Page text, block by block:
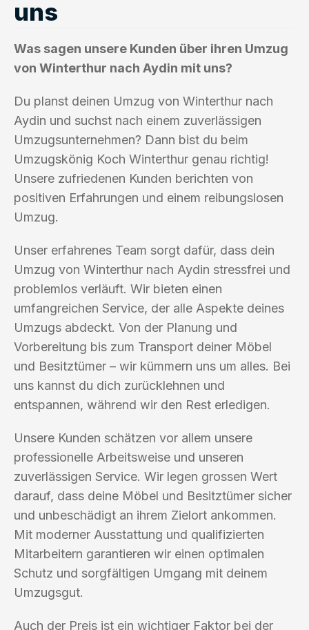
uns
Was sagen unsere Kunden über ihren Umzug
von Winterthur nach Aydin mit uns?
Du planst deinen Umzug von Winterthur nach
Aydin und suchst nach einem zuverlässigen
Umzugsunternehmen? Dann bist du beim
Umzugskönig Koch Winterthur genau richtig!
Unsere zufriedenen Kunden berichten von
positiven Erfahrungen und einem reibungslosen
Umzug.
Unser erfahrenes Team sorgt dafür, dass dein
Umzug von Winterthur nach Aydin stressfrei und
problemlos verläuft. Wir bieten einen
umfangreichen Service, der alle Aspekte deines
Umzugs abdeckt. Von der Planung und
Vorbereitung bis zum Transport deiner Möbel
und Besitztümer – wir kümmern uns um alles. Bei
uns kannst du dich zurücklehnen und
entspannen, während wir den Rest erledigen.
Unsere Kunden schätzen vor allem unsere
professionelle Arbeitsweise und unseren
zuverlässigen Service. Wir legen grossen Wert
darauf, dass deine Möbel und Besitztümer sicher
und unbeschädigt an ihrem Zielort ankommen.
Mit moderner Ausstattung und qualifizierten
Mitarbeitern garantieren wir einen optimalen
Schutz und sorgfältigen Umgang mit deinem
Umzugsgut.
Auch der Preis ist ein wichtiger Faktor bei der